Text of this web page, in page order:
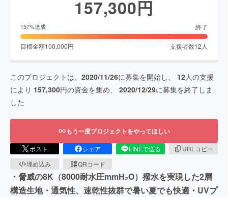
157,300円
157%達成 終了
目標金額100,000円 支援者数12 人
このプロジェクトは、 2020/11/26に募集を開始し、 12人の支援
により 157,300円の資金を集め、 2020/12/29に募集を終了しま
した
もう一度プロジェクトをやってほしい
ポスト シェア LINEで送る
URLコピー
埋め込み
QRコード
・脅威の8K（8000耐水圧mmH₂O）撥水を実現した2層
構造生地・通気性、速乾性抜群で暑い夏でも快適・UVプ